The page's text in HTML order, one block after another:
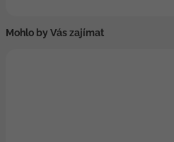
Mohlo by Vás zajímat